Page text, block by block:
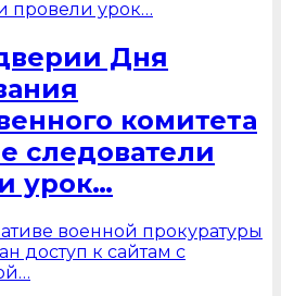
Дня
комитета
следователи
урок…